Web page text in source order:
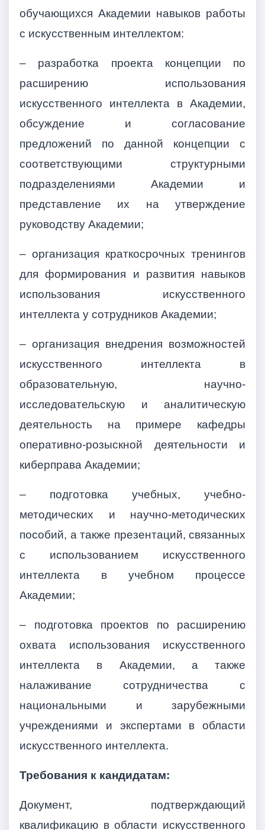
обучающихся Академии навыков работы
с искусственным интеллектом:
– разработка проекта концепции по
расширению использования
искусственного интеллекта в Академии,
обсуждение и согласование
предложений по данной концепции с
соответствующими структурными
подразделениями Академии и
представление их на утверждение
руководству Академии;
– организация краткосрочных тренингов
для формирования и развития навыков
использования искусственного
интеллекта у сотрудников Академии;
– организация внедрения возможностей
искусственного интеллекта в
образовательную, научно-
исследовательскую и аналитическую
деятельность на примере кафедры
оперативно-розыскной деятельности и
киберправа Академии;
– подготовка учебных, учебно-
методических и научно-методических
пособий, а также презентаций, связанных
с использованием искусственного
интеллекта в учебном процессе
Академии;
– подготовка проектов по расширению
охвата использования искусственного
интеллекта в Академии, а также
налаживание сотрудничества с
национальными и зарубежными
учреждениями и экспертами в области
искусственного интеллекта.
Требования к кандидатам:
Документ, подтверждающий
квалификацию в области искусственного